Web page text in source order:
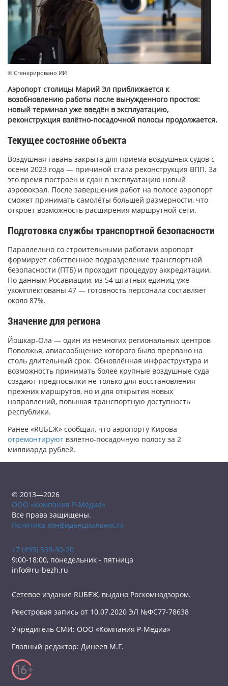
© Сгенерировано ИИ
Аэропорт столицы Марий Эл приближается к
возобновлению работы после вынужденного простоя:
новый терминал уже введён в эксплуатацию,
реконструкция взлётно-посадочной полосы продолжается.
Текущее состояние объекта
Воздушная гавань закрыта для приёма воздушных судов с
осени 2023 года — причиной стала реконструкция ВПП. За
это время построен и сдан в эксплуатацию новый
аэровокзал. После завершения работ на полосе аэропорт
сможет принимать самолёты большей размерности, что
откроет возможность расширения маршрутной сети.
Подготовка службы транспортной безопасности
Параллельно со строительными работами аэропорт
формирует собственное подразделение транспортной
безопасности (ПТБ) и проходит процедуру аккредитации.
По данным Росавиации, из 54 штатных единиц уже
укомплектованы 47 — готовность персонала составляет
около 87%.
Значение для региона
Йошкар-Ола — один из немногих региональных центров
Поволжья, авиасообщение которого было прервано на
столь длительный срок. Обновлённая инфраструктура и
возможность принимать более крупные воздушные суда
создают предпосылки не только для восстановления
прежних маршрутов, но и для открытия новых
направлений, повышая транспортную доступность
республики.
Ранее «RUБЕЖ» сообщал, что аэропорту Кирова
отремонтируют взлетно-посадочную полосу за 2
миллиарда рублей.
© 2013—2026
ООО «Компания Р-Медиа»
Все права защищены.
Политика конфиденциальности
+7 (495) 539-30-20
9:00-18:00, понедельник - пятница
info@ru-bezh.ru
Сетевое издание RUБЕЖ, выдано Роскомнадзором.
Реестровая запись от 10.07.2020 ЭЛ №ФС77-78638
Учредитель СМИ: ООО «Компания Р-Медиа»
Главный редактор: Динеев М.Г.